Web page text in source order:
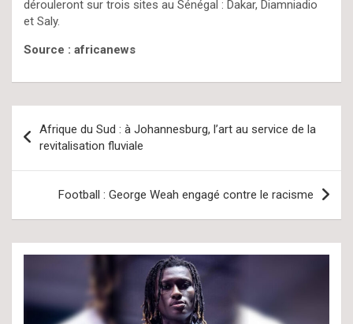
dérouleront sur trois sites au Sénégal : Dakar, Diamniadio
et Saly.
Source : africanews
de
l’article
Afrique du Sud : à Johannesburg, l’art au service de la
revitalisation fluviale
Football : George Weah engagé contre le racisme